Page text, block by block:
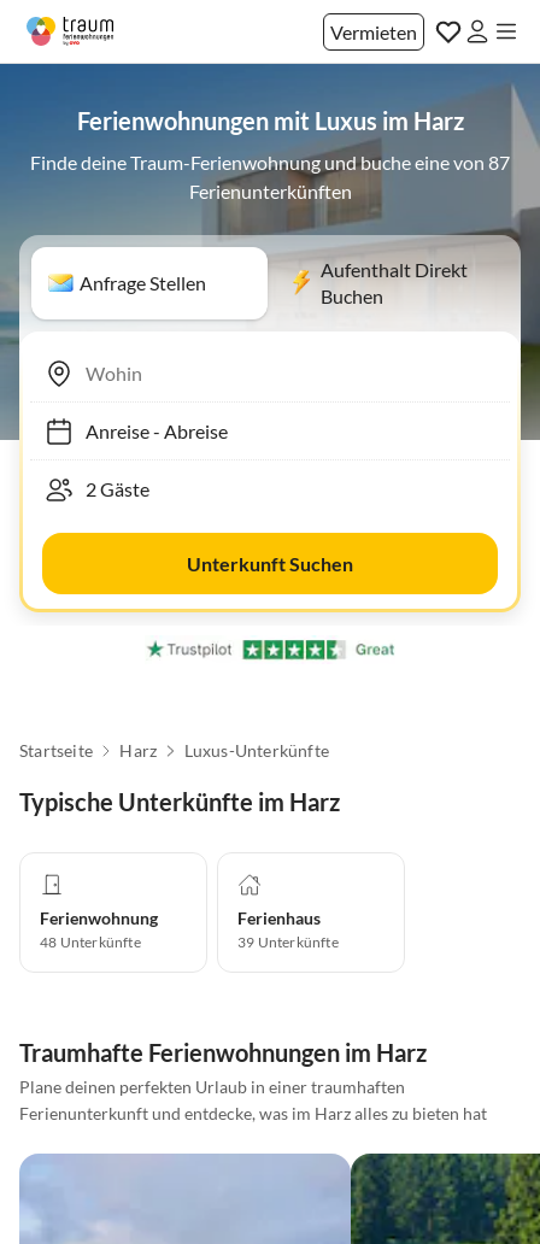
Vermieten
Ferienwohnungen mit Luxus im Harz
Finde deine Traum-Ferienwohnung und buche eine von 87
Ferienunterkünften
Anfrage Stellen
Aufenthalt Direkt
Buchen
Anreise- Abreise
Unterkunft Suchen
Startseite Harz Luxus-Unterkünfte
Typische Unterkünfte im Harz
Ferienwohnung
48 Unterkünfte
Ferienhaus
39 Unterkünfte
Traumhafte Ferienwohnungen im Harz
Plane deinen perfekten Urlaub in einer traumhaften
Ferienunterkunft und entdecke, was im Harz alles zu bieten hat